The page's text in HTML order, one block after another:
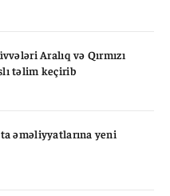
Aralıq və Qırmızı
təlim keçirib
əməliyyatlarına yeni